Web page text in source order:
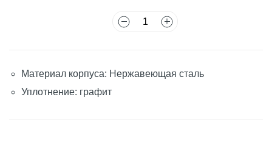
Материал корпуса: Нержавеющая сталь
Уплотнение: графит